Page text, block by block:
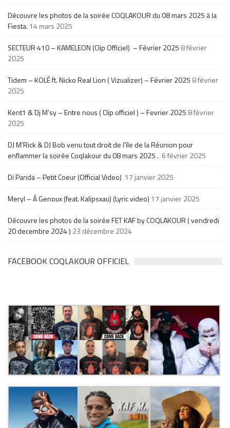
Découvre les photos de la soirée COQLAKOUR du 08 mars 2025 à la
Fiesta. 14 mars 2025
SECTEUR 410 – KAMELEON (Clip Officiel) – Février 2025 8 février
2025
Tidem – KOLÉ ft. Nicko Real Lion ( Vizualizer) – Février 2025 8 février
2025
Kent1 & Dj M’sy – Entre nous ( Clip officiel ) – Fevrier 2025 8 février
2025
DJ M’Rick & DJ Bob venu tout droit de l’île de la Réunion pour
enflammer la soirée Coqlakour du 08 mars 2025 . 6 février 2025
Di Panda – Petit Coeur (Official Video) 17 janvier 2025
Meryl – À Genoux (feat. Kalipsxau) (Lyric video) 17 janvier 2025
Découvre les photos de la soirée FET KAF by COQLAKOUR ( vendredi
20 decembre 2024 ) 23 décembre 2024
FACEBOOK COQLAKOUR OFFICIEL